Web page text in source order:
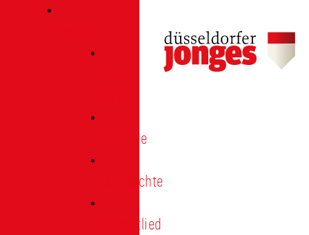
Termine
Geschichte
Heimatlied